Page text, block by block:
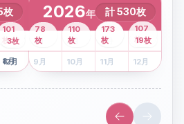
枚
4月
8枚
8月
101
枚
12月
3枚
2026年 計530枚
1月 2月 3月
43
枚
4月
107
枚
5 月
78
枚
6月
110
枚
7月
173
枚
8月
19枚
9 月 10月 11月 12月